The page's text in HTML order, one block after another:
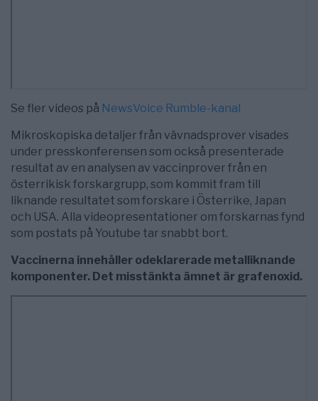
Se fler videos på NewsVoice Rumble-kanal
Mikroskopiska detaljer från vävnadsprover visades
under presskonferensen som också presenterade
resultat av en analysen av vaccinprover från en
österrikisk forskargrupp, som kommit fram till
liknande resultatet som forskare i Österrike, Japan
och USA. Alla videopresentationer om forskarnas fynd
som postats på Youtube tar snabbt bort.
Vaccinerna innehåller odeklarerade metalliknande
komponenter. Det misstänkta ämnet är grafenoxid.